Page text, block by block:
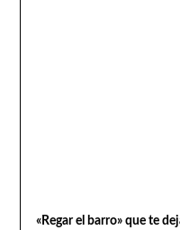
«Regar el barro» que te